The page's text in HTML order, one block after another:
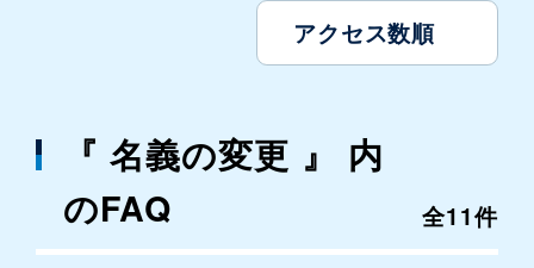
アクセス数順
『 名義の変更 』 内
のFAQ
全11件